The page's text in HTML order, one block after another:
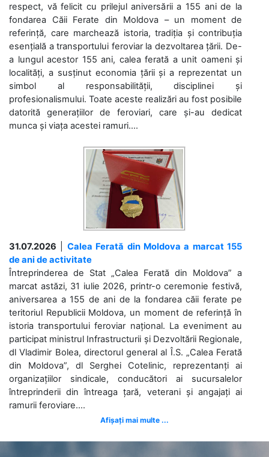
respect, vă felicit cu prilejul aniversării a 155 ani de la
fondarea Căii Ferate din Moldova – un moment de
referință, care marchează istoria, tradiția și contribuția
esențială a transportului feroviar la dezvoltarea țării. De-
a lungul acestor 155 ani, calea ferată a unit oameni și
localități, a susținut economia țării și a reprezentat un
simbol al responsabilității, disciplinei și
profesionalismului. Toate aceste realizări au fost posibile
datorită generațiilor de feroviari, care și-au dedicat
munca și viața acestei ramuri....
31.07.2026
Calea Ferată din Moldova a marcat 155
de ani de activitate
Întreprinderea de Stat „Calea Ferată din Moldova” a
marcat astăzi, 31 iulie 2026, printr-o ceremonie festivă,
aniversarea a 155 de ani de la fondarea căii ferate pe
teritoriul Republicii Moldova, un moment de referință în
istoria transportului feroviar național. La eveniment au
participat ministrul Infrastructurii și Dezvoltării Regionale,
dl Vladimir Bolea, directorul general al Î.S. „Calea Ferată
din Moldova”, dl Serghei Cotelinic, reprezentanți ai
organizațiilor sindicale, conducători ai sucursalelor
întreprinderii din întreaga țară, veterani și angajați ai
ramurii feroviare....
Afișați mai multe ...